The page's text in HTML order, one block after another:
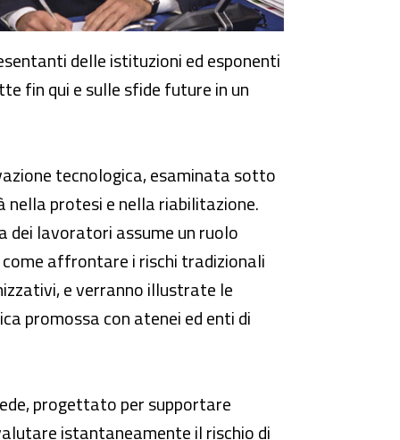
delle istituzioni ed esponenti
fin qui e sulle sfide future in un
tecnologica, esaminata sotto
nella protesi e nella riabilitazione.
dei lavoratori assume un ruolo
affrontare i rischi tradizionali
e verranno illustrate le
promossa con atenei ed enti di
progettato per supportare
istantaneamente il rischio di